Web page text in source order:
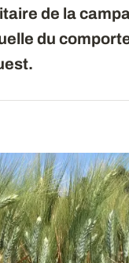
de la
du